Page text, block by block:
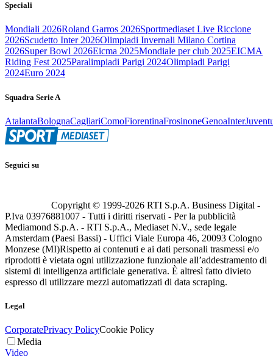
Speciali
Mondiali 2026Roland Garros 2026Sportmediaset Live Riccione
2026Scudetto Inter 2026Olimpiadi Invernali Milano Cortina
2026Super Bowl 2026Eicma 2025Mondiale per club 2025EICMA
Riding Fest 2025Paralimpiadi Parigi 2024Olimpiadi Parigi
2024Euro 2024
Squadra Serie A
AtalantaBolognaCagliariComoFiorentinaFrosinoneGenoaInter
Seguici su
Copyright © 1999-2026 RTI S.p.A. Business Digital -
P.Iva 03976881007 - Tutti i diritti riservati - Per la pubblicità
Mediamond S.p.A. - RTI S.p.A., Mediaset N.V., sede legale
Amsterdam (Paesi Bassi) - Uffici Viale Europa 46, 20093 Cologno
Monzese (MI)Rispetto ai contenuti e ai dati personali trasmessi e/o
riprodotti è vietata ogni utilizzazione funzionale all’addestramento di
sistemi di intelligenza artificiale generativa. È altresì fatto divieto
espresso di utilizzare mezzi automatizzati di data scraping.
Legal
CorporatePrivacy PolicyCookie Policy
Media
Video